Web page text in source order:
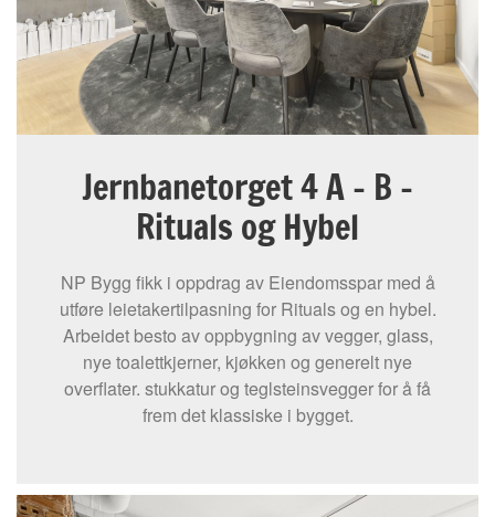
Jernbanetorget 4 A – B –
Rituals og Hybel
NP Bygg fikk i oppdrag av Eiendomsspar med å
utføre leietakertilpasning for Rituals og en hybel.
Arbeidet besto av oppbygning av vegger, glass,
nye toalettkjerner, kjøkken og generelt nye
overflater. stukkatur og teglsteinsvegger for å få
frem det klassiske i bygget.